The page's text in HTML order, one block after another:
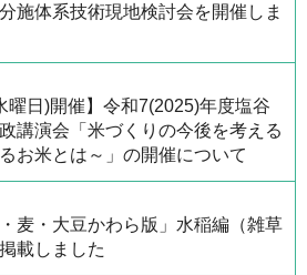
施体系技術現地検討会を開催しま
曜日)開催】令和7(2025)年度塩谷
講演会「米づくりの今後を考える
お米とは～」の開催について
麦・大豆かわら版」水稲編（雑草
載しました